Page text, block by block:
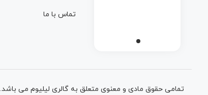
تماس با ما
تمامی حقوق مادی و معنوی متعلق به گالری لیلیوم می باشد.